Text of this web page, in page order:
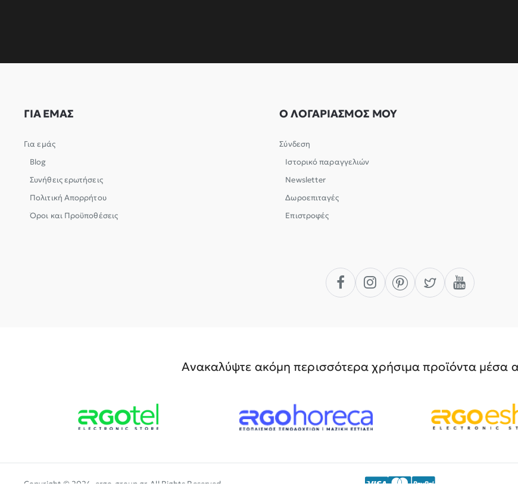
ΓΙΑ ΕΜΑΣ
Για εμάς
Blog
Συνήθεις ερωτήσεις
Πολιτική Απορρήτου
Όροι και Προϋποθέσεις
Ο ΛΟΓΑΡΙΑΣΜΟΣ ΜΟΥ
Σύνδεση
Ιστορικό παραγγελιών
Newsletter
Δωροεπιταγές
Επιστροφές
Ανακαλύψτε ακόμη περισσότερα χρήσιμα προϊόντα μέσα
Copyright © 2024, ergo-group.gr, All Rights Reserved